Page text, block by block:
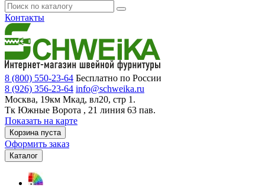
Контакты
8 (800) 550-23-64 Бесплатно по России
8 (926) 356-23-64 info@schweika.ru
Москва, 19км Мкад, вл20, стр 1.
Тк Южные Ворота , 21 линия 63 пав.
Показать на карте
Корзина пуста
Оформить заказ
Каталог